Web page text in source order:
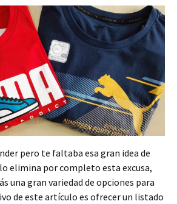
pero te faltaba esa gran idea de
elimina por completo esta excusa,
una gran variedad de opciones para
de este artículo es ofrecer un listado